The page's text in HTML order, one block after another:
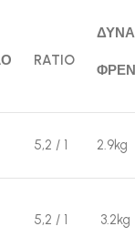
RATIO
5,2 / 1 2.9kg
5,2 / 1 3.2kg